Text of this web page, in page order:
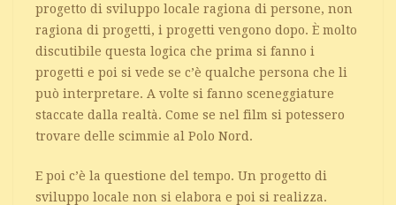
progetto di sviluppo locale ragiona di persone, non
ragiona di progetti, i progetti vengono dopo. È molto
discutibile questa logica che prima si fanno i
progetti e poi si vede se c’è qualche persona che li
può interpretare. A volte si fanno sceneggiature
staccate dalla realtà. Come se nel film si potessero
trovare delle scimmie al Polo Nord.
E poi c’è la questione del tempo. Un progetto di
sviluppo locale non si elabora e poi si realizza.